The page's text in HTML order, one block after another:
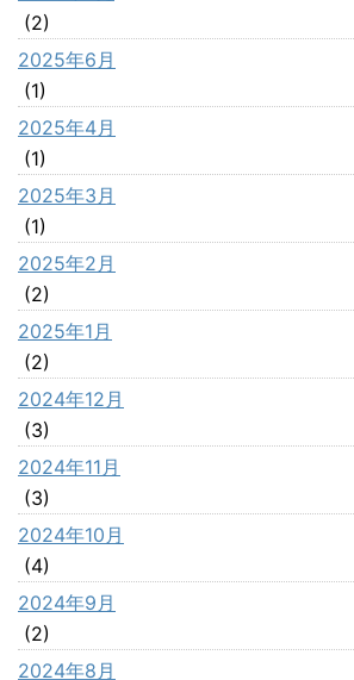
(2)
2025年6月
(1)
2025年4月
(1)
2025年3月
(1)
2025年2月
(2)
2025年1月
(2)
2024年12月
(3)
2024年11月
(3)
2024年10月
(4)
2024年9月
(2)
2024年8月